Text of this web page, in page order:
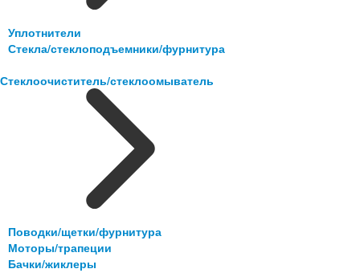
Уплотнители
Стекла/стеклоподъемники/фурнитура
Стеклоочиститель/стеклоомыватель
Поводки/щетки/фурнитура
Моторы/трапеции
Бачки/жиклеры